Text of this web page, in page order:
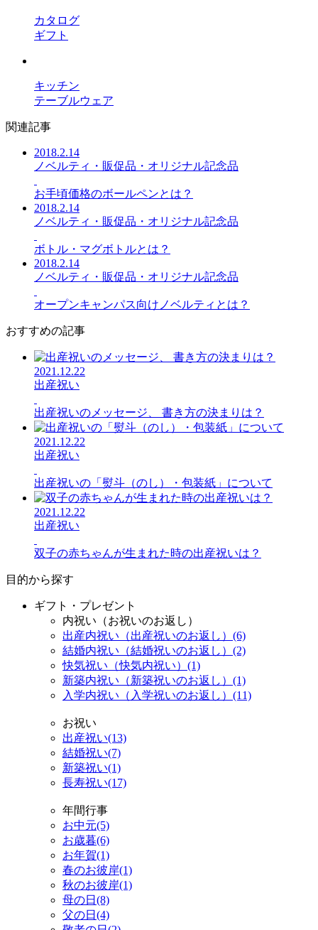
カタログ
ギフト
キッチン
テーブルウェア
関連記事
2018.2.14
ノベルティ・販促品・オリジナル記念品
お手頃価格のボールペンとは？
2018.2.14
ノベルティ・販促品・オリジナル記念品
ボトル・マグボトルとは？
2018.2.14
ノベルティ・販促品・オリジナル記念品
オープンキャンパス向けノベルティとは？
おすすめの記事
2021.12.22
出産祝い
出産祝いのメッセージ、 書き方の決まりは？
2021.12.22
出産祝い
出産祝いの「熨斗（のし）・包装紙」について
2021.12.22
出産祝い
双子の赤ちゃんが生まれた時の出産祝いは？
目的から探す
ギフト・プレゼント
内祝い（お祝いのお返し）
出産内祝い（出産祝いのお返し）(6)
結婚内祝い（結婚祝いのお返し）(2)
快気祝い（快気内祝い）(1)
新築内祝い（新築祝いのお返し）(1)
入学内祝い（入学祝いのお返し）(11)
お祝い
出産祝い(13)
結婚祝い(7)
新築祝い(1)
長寿祝い(17)
年間行事
お中元(5)
お歳暮(6)
お年賀(1)
春のお彼岸(1)
秋のお彼岸(1)
母の日(8)
父の日(4)